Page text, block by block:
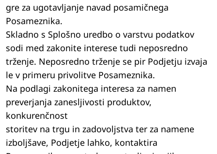
gre za ugotavljanje navad posamičnega
Posameznika.
Skladno s Splošno uredbo o varstvu podatkov
sodi med zakonite interese tudi neposredno
trženje. Neposredno trženje se pir Podjetju izvaja
le v primeru privolitve Posameznika.
Na podlagi zakonitega interesa za namen
preverjanja zanesljivosti produktov,
konkurenčnost
storitev na trgu in zadovoljstva ter za namene
izboljšave, Podjetje lahko, kontaktira